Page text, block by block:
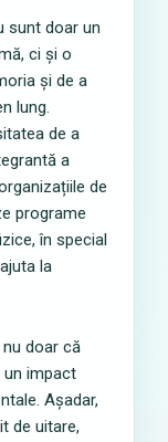
sunt doar un
ci și o
și de a
lung.
de a
a
de
programe
în special
la
doar că
un impact
Așadar,
de uitare,